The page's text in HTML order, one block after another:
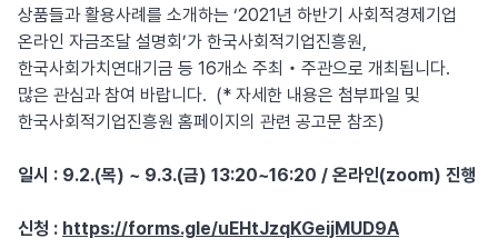
상품들과 활용사례를 소개하는 ‘2021년 하반기 사회적경제기업
온라인 자금조달 설명회’가 한국사회적기업진흥원,
한국사회가치연대기금 등 16개소 주최‧주관으로 개최됩니다.
많은 관심과 참여 바랍니다. (* 자세한 내용은 첨부파일 및
한국사회적기업진흥원 홈페이지의 관련 공고문 참조)
일시 : 9.2.(목) ~ 9.3.(금) 13:20~16:20 / 온라인(zoom) 진행
신청 : https://forms.gle/uEHtJzqKGeijMUD9A